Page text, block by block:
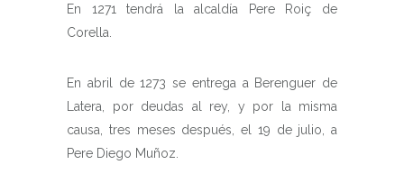
En 1271 tendrá la alcaldía Pere Roiç de
Corella.
En abril de 1273 se entrega a Berenguer de
Latera, por deudas al rey, y por la misma
causa, tres meses después, el 19 de julio, a
Pere Diego Muñoz.